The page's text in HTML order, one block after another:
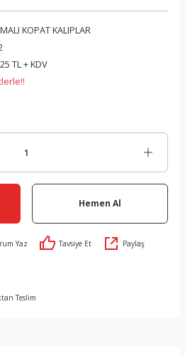
KOPAT KALIPLAR
TL + KDV
Hemen Al
Yaz Tavsiye Et Paylaş
Teslim